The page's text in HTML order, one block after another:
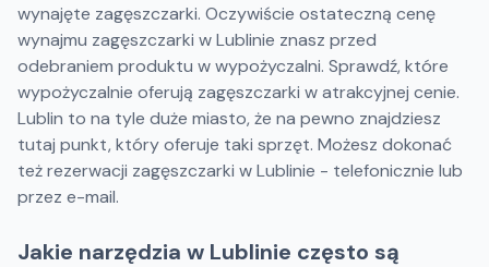
wynajęte zagęszczarki. Oczywiście ostateczną cenę
wynajmu zagęszczarki w Lublinie znasz przed
odebraniem produktu w wypożyczalni. Sprawdź, które
wypożyczalnie oferują zagęszczarki w atrakcyjnej cenie.
Lublin to na tyle duże miasto, że na pewno znajdziesz
tutaj punkt, który oferuje taki sprzęt. Możesz dokonać
też rezerwacji zagęszczarki w Lublinie - telefonicznie lub
przez e-mail.
Jakie narzędzia w Lublinie często są